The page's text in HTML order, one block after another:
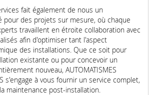
fait également de nous un
pour des projets sur mesure, où chaque
travaillent en étroite collaboration avec
afin d'optimiser tant l'aspect
des installations. Que ce soit pour
existante ou pour concevoir un
nouveau, AUTOMATISMES
s'engage à vous fournir un service complet,
maintenance post-installation.